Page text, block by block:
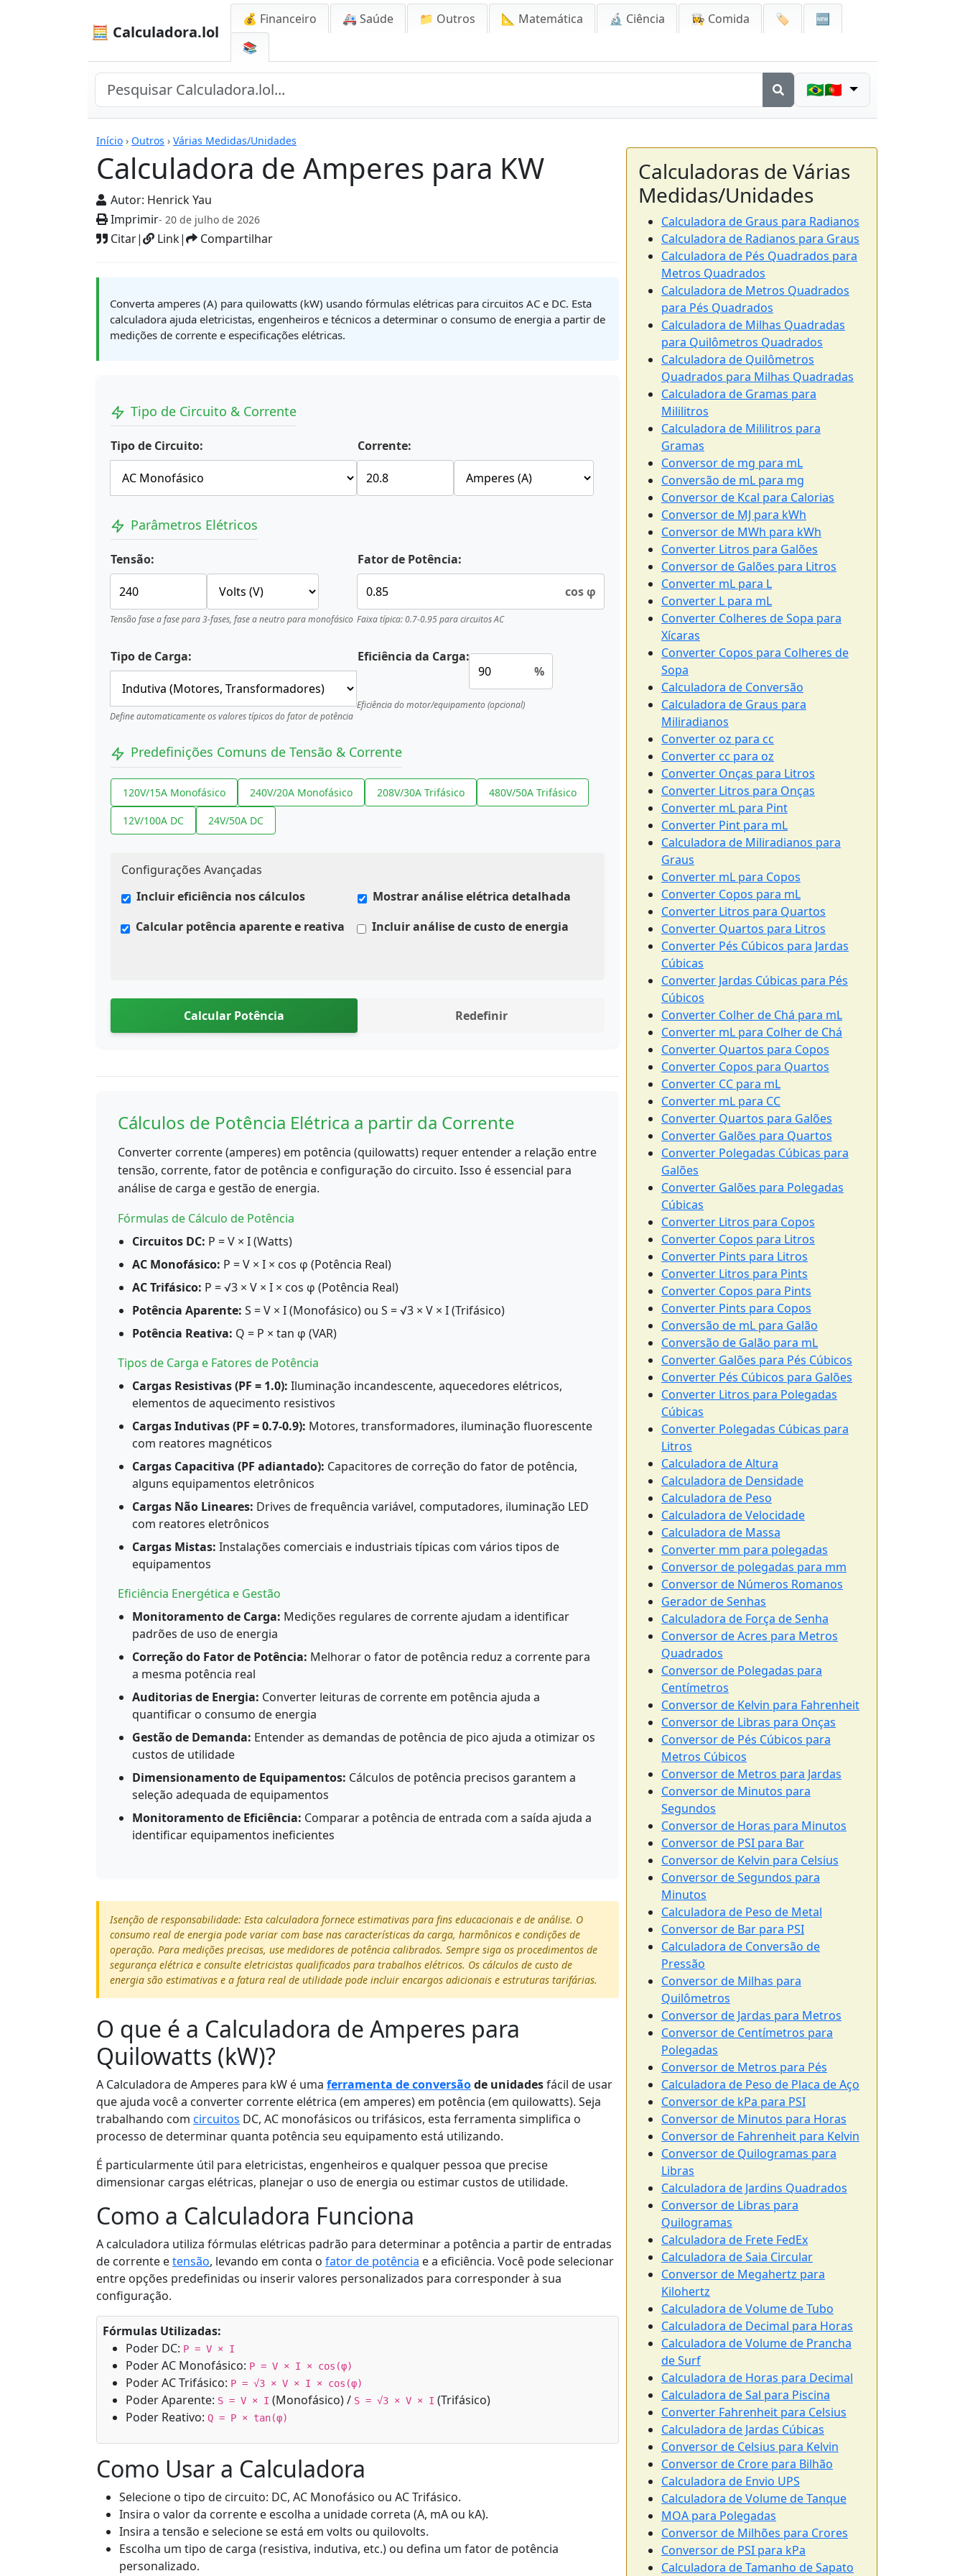
🧮 Calculadora.lol
💰 Financeiro 🚑 Saúde 📁 Outros 📐 Matemática 🔬 Ciência 👩‍🍳 Comida 🏷️
🆕
📚
🇧🇷🇵🇹
Início › Outros › Várias Medidas/Unidades
Calculadora de Amperes para KW
Autor: Henrick Yau
Imprimir- 20 de julho de 2026
Citar| Link| Compartilhar
Calculadoras
Converta amperes (A) para quilowatts (kW) usando fórmulas elétricas para circuitos AC e DC. Esta
calculadora ajuda eletricistas, engenheiros e técnicos a determinar o consumo de energia a partir de
medições de corrente e especificações elétricas.
Tipo de Circuito & Corrente
Tipo de Circuito: Corrente:
Parâmetros Elétricos
Tensão:
Tensão fase a fase para 3-fases, fase a neutro para monofásico
Fator de Potência:
cos φ
Faixa típica: 0.7-0.95 para circuitos AC
Tipo de Carga:
Define automaticamente os valores típicos do fator de potência
Eficiência da Carga:
%
Eficiência do motor/equipamento (opcional)
Predefinições Comuns de Tensão & Corrente
120V/15A Monofásico 240V/20A Monofásico 208V/30A Trifásico 480V/50A Trifásico
12V/100A DC 24V/50A DC
Configurações Avançadas
Incluir eficiência nos cálculos
Calcular potência aparente e reativa
Mostrar análise elétrica detalhada
Incluir análise de custo de energia
Calcular Potência Redefinir
Cálculos de Potência Elétrica a partir da Corrente
Converter corrente (amperes) em potência (quilowatts) requer entender a relação entre
tensão, corrente, fator de potência e configuração do circuito. Isso é essencial para
análise de carga e gestão de energia.
Fórmulas de Cálculo de Potência
Circuitos DC: P = V × I (Watts)
AC Monofásico: P = V × I × cos φ (Potência Real)
AC Trifásico: P = √3 × V × I × cos φ (Potência Real)
Potência Aparente: S = V × I (Monofásico) ou S = √3 × V × I (Trifásico)
Potência Reativa: Q = P × tan φ (VAR)
Tipos de Carga e Fatores de Potência
Cargas Resistivas (PF = 1.0): Iluminação incandescente, aquecedores elétricos,
elementos de aquecimento resistivos
Cargas Indutivas (PF = 0.7-0.9): Motores, transformadores, iluminação fluorescente
com reatores magnéticos
Cargas Capacitiva (PF adiantado): Capacitores de correção do fator de potência,
alguns equipamentos eletrônicos
Cargas Não Lineares: Drives de frequência variável, computadores, iluminação LED
com reatores eletrônicos
Cargas Mistas: Instalações comerciais e industriais típicas com vários tipos de
equipamentos
Eficiência Energética e Gestão
Monitoramento de Carga: Medições regulares de corrente ajudam a identificar
padrões de uso de energia
Correção do Fator de Potência: Melhorar o fator de potência reduz a corrente para
a mesma potência real
Auditorias de Energia: Converter leituras de corrente em potência ajuda a
quantificar o consumo de energia
Gestão de Demanda: Entender as demandas de potência de pico ajuda a otimizar os
custos de utilidade
Dimensionamento de Equipamentos: Cálculos de potência precisos garantem a
seleção adequada de equipamentos
Monitoramento de Eficiência: Comparar a potência de entrada com a saída ajuda a
identificar equipamentos ineficientes
Isenção de responsabilidade: Esta calculadora fornece estimativas para fins educacionais e de análise. O
consumo real de energia pode variar com base nas características da carga, harmônicos e condições de
operação. Para medições precisas, use medidores de potência calibrados. Sempre siga os procedimentos de
segurança elétrica e consulte eletricistas qualificados para trabalhos elétricos. Os cálculos de custo de
energia são estimativas e a fatura real de utilidade pode incluir encargos adicionais e estruturas tarifárias.
O que é a Calculadora de Amperes para
Quilowatts (kW)?
A Calculadora de Amperes para kW é uma ferramenta de conversãode unidadesfácil de usar
que ajuda você a converter corrente elétrica (em amperes) em potência (em quilowatts). Seja
trabalhando com circuitos DC, AC monofásicos ou trifásicos, esta ferramenta simplifica o
processo de determinar quanta potência seu equipamento está utilizando.
É particularmente útil para eletricistas, engenheiros e qualquer pessoa que precise
dimensionar cargas elétricas, planejar o uso de energia ou estimar custos de utilidade.
Como a Calculadora Funciona
A calculadora utiliza fórmulas elétricas padrão para determinar a potência a partir de entradas
de corrente etensão, levando em conta o fator de potência e a eficiência. Você pode selecionar
entre opções predefinidas ou inserir valores personalizados para corresponder à sua
configuração.
Fórmulas Utilizadas:
Poder DC: P = V × I
Poder AC Monofásico: P = V × I × cos(φ)
Poder AC Trifásico: P = √3 × V × I × cos(φ)
Poder Aparente: S = V × I (Monofásico) / S = √3 × V × I (Trifásico)
Poder Reativo: Q = P × tan(φ)
Como Usar a Calculadora
Selecione o tipo de circuito: DC, AC Monofásico ou AC Trifásico.
Insira o valor da corrente e escolha a unidade correta (A, mA ou kA).
Insira a tensão e selecione se está em volts ou quilovolts.
Escolha um tipo de carga (resistiva, indutiva, etc.) ou defina um fator de potência
personalizado.
Calculadoras de Várias
Medidas/Unidades
Calculadora de Graus para Radianos
Calculadora de Radianos para Graus
Calculadora de Pés Quadrados para
Metros Quadrados
Calculadora de Metros Quadrados
para Pés Quadrados
Calculadora de Milhas Quadradas
para Quilômetros Quadrados
Calculadora de Quilômetros
Quadrados para Milhas Quadradas
Calculadora de Gramas para
Mililitros
Calculadora de Mililitros para
Gramas
Conversor de mg para mL
Conversão de mL para mg
Conversor de Kcal para Calorias
Conversor de MJ para kWh
Conversor de MWh para kWh
Converter Litros para Galões
Conversor de Galões para Litros
Converter mL para L
Converter L para mL
Converter Colheres de Sopa para
Xícaras
Converter Copos para Colheres de
Sopa
Calculadora de Conversão
Calculadora de Graus para
Miliradianos
Converter oz para cc
Converter cc para oz
Converter Onças para Litros
Converter Litros para Onças
Converter mL para Pint
Converter Pint para mL
Calculadora de Miliradianos para
Graus
Converter mL para Copos
Converter Copos para mL
Converter Litros para Quartos
Converter Quartos para Litros
Converter Pés Cúbicos para Jardas
Cúbicas
Converter Jardas Cúbicas para Pés
Cúbicos
Converter Colher de Chá para mL
Converter mL para Colher de Chá
Converter Quartos para Copos
Converter Copos para Quartos
Converter CC para mL
Converter mL para CC
Converter Quartos para Galões
Converter Galões para Quartos
Converter Polegadas Cúbicas para
Galões
Converter Galões para Polegadas
Cúbicas
Converter Litros para Copos
Converter Copos para Litros
Converter Pints para Litros
Converter Litros para Pints
Converter Copos para Pints
Converter Pints para Copos
Conversão de mL para Galão
Conversão de Galão para mL
Converter Galões para Pés Cúbicos
Converter Pés Cúbicos para Galões
Converter Litros para Polegadas
Cúbicas
Converter Polegadas Cúbicas para
Litros
Calculadora de Altura
Calculadora de Densidade
Calculadora de Peso
Calculadora de Velocidade
Calculadora de Massa
Converter mm para polegadas
Conversor de polegadas para mm
Conversor de Números Romanos
Gerador de Senhas
Calculadora de Força de Senha
Conversor de Acres para Metros
Quadrados
Conversor de Polegadas para
Centímetros
Conversor de Kelvin para Fahrenheit
Conversor de Libras para Onças
Conversor de Pés Cúbicos para
Metros Cúbicos
Conversor de Metros para Jardas
Conversor de Minutos para
Segundos
Conversor de Horas para Minutos
Conversor de PSI para Bar
Conversor de Kelvin para Celsius
Conversor de Segundos para
Minutos
Calculadora de Peso de Metal
Conversor de Bar para PSI
Calculadora de Conversão de
Pressão
Conversor de Milhas para
Quilômetros
Conversor de Jardas para Metros
Conversor de Centímetros para
Polegadas
Conversor de Metros para Pés
Calculadora de Peso de Placa de Aço
Conversor de kPa para PSI
Conversor de Minutos para Horas
Conversor de Fahrenheit para Kelvin
Conversor de Quilogramas para
Libras
Calculadora de Jardins Quadrados
Conversor de Libras para
Quilogramas
Calculadora de Frete FedEx
Calculadora de Saia Circular
Conversor de Megahertz para
Kilohertz
Calculadora de Volume de Tubo
Calculadora de Decimal para Horas
Calculadora de Volume de Prancha
de Surf
Calculadora de Horas para Decimal
Calculadora de Sal para Piscina
Converter Fahrenheit para Celsius
Calculadora de Jardas Cúbicas
Conversor de Celsius para Kelvin
Conversor de Crore para Bilhão
Calculadora de Envio UPS
Calculadora de Volume de Tanque
MOA para Polegadas
Conversor de Milhões para Crores
Conversor de PSI para kPa
Calculadora de Tamanho de Sapato